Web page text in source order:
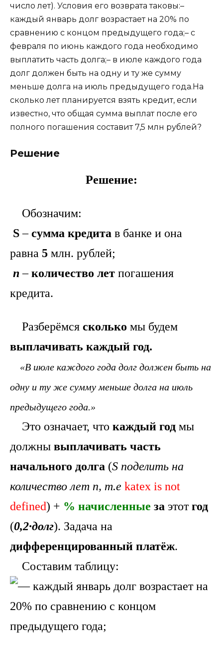
число лет). Условия его возврата таковы:–
каждый январь долг возрастает на 20% по
сравнению с концом предыдущего года;– с
февраля по июнь каждого года необходимо
выплатить часть долга;– в июле каждого года
долг должен быть на одну и ту же сумму
меньше долга на июль предыдущего года.На
сколько лет планируется взять кредит, если
известно, что общая сумма выплат после его
полного погашения составит 7,5 млн рублей?
Решение
Решение:
Обозначим:
S–сумма кредита в банке и она
равна 5 млн. рублей;
n –количество лет погашения
кредита.
Разберёмся сколько мы будем
выплачивать каждый год.
«В июле каждого года долг должен быть на
одну и ту же сумму меньше долга на июль
предыдущего года.»
Это означает, что каждый год мы
должны выплачивать часть
начального долга (S поделить на
количество лет n, т.е katex is not
defined) + % начисленные за этотгод
(0,2·долг). Задача на
дифференцированный платёж.
Составим таблицу: